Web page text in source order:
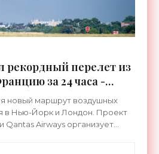
рекордный перелет из
за 24 часа -
новый маршрут воздушных
в Нью-Йорк и Лондон. Проект
Qantas Airways организует